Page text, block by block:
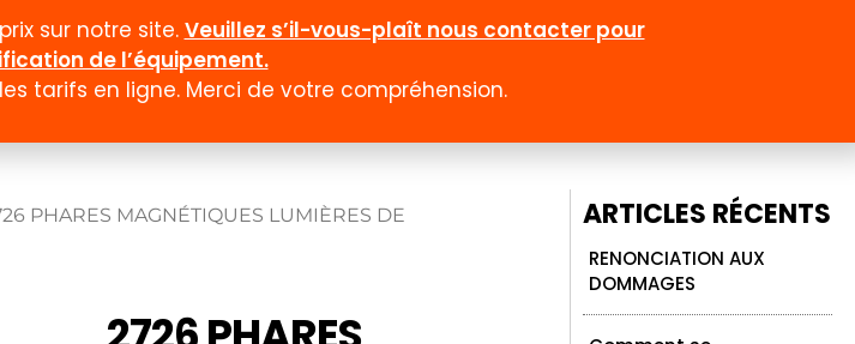
Formulaires Promotion et rabais Emploi
PHARES MAGNÉTIQUES LUMIÈRES DE
ARTICLES RÉCENTS
RENONCIATION AUX
DOMMAGES
sur notre site. Veuillez s’il-vous-plaît nous contacter pour
de l’équipement.
tarifs en ligne. Merci de votre compréhension.